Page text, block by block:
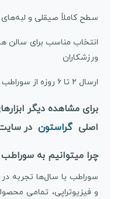
سطح کاملاً صیقلی و لبه‌های
انتخاب مناسب برای سالن
ورزشکاران
ارسال ۲ تا ۶ روزه از سوراطب
برای مشاهده دیگر
اصلی گراستون در
چرا میتوانیم به
سوراطب با سال‌ها تجربه
و فیزیوتراپی، تمامی